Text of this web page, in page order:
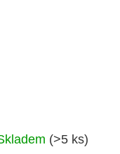
(>5 ks)